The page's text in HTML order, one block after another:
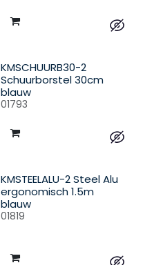
KMSCHUURB30-2
Schuurborstel 30cm
blauw
01793
KMSTEELALU-2 Steel Alu
ergonomisch 1.5m
blauw
01819